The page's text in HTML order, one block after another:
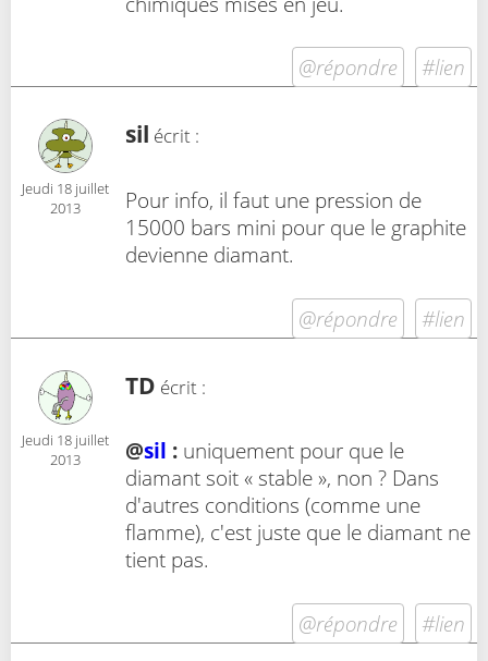
@répondre #lien
Jeudi 18 juillet
2013
sil écrit :
Pour info, il faut une pression de
15000 bars mini pour que le graphite
devienne diamant.
@répondre #lien
Jeudi 18 juillet
2013
TD écrit :
@sil : uniquement pour que le
diamant soit « stable », non ? Dans
d'autres conditions (comme une
flamme), c'est juste que le diamant ne
tient pas.
@répondre #lien